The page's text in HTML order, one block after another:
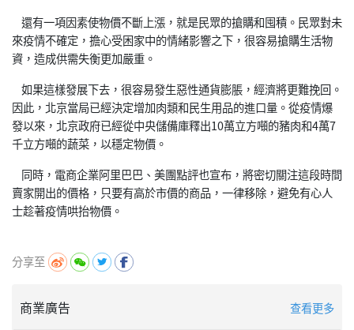
還有一項因素使物價不斷上漲，就是民眾的搶購和囤積。民眾對未
來疫情不確定，擔心受困家中的情緒影響之下，很容易搶購生活物
資，造成供需失衡更加嚴重。
如果這樣發展下去，很容易發生惡性通貨膨脹，經濟將更難挽回。
因此，北京當局已經決定增加肉類和民生用品的進口量。從疫情爆
發以來，北京政府已經從中央儲備庫釋出10萬立方噸的豬肉和4萬7
千立方噸的蔬菜，以穩定物價。
同時，電商企業阿里巴巴、美團點評也宣布，將密切關注這段時間
賣家開出的價格，只要有高於市價的商品，一律移除，避免有心人
士趁著疫情哄抬物價。
分享至
商業廣告 查看更多